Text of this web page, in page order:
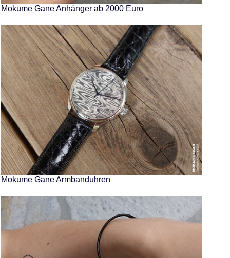
Mokume Gane Anhänger ab 2000 Euro
Mokume Gane Armbanduhren